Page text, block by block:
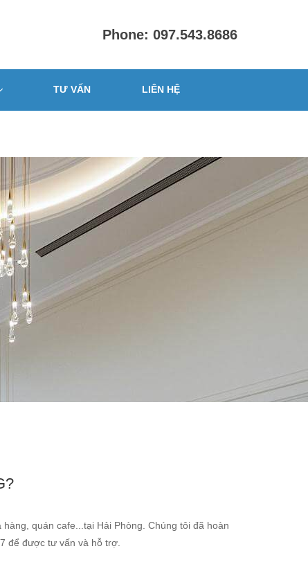
Phone: 097.543.8686
TƯ VẤN LIÊN HỆ
quán cafe...tại Hải Phòng. Chúng tôi đã hoàn
để được tư vấn và hỗ trợ.